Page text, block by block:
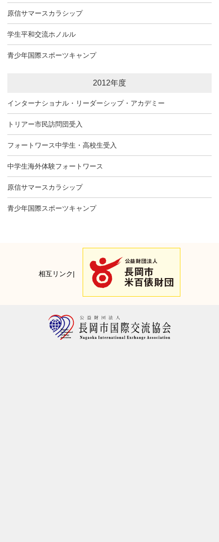
原信サマースカラシップ
学生平和交流ホノルル
青少年国際スポーツキャンプ
2012年度
インターナショナル・リーダーシップ・アカデミー
トリアー市民訪問団受入
フォートワース中学生・高校生受入
中学生海外体験フォートワース
原信サマースカラシップ
青少年国際スポーツキャンプ
相互リンク